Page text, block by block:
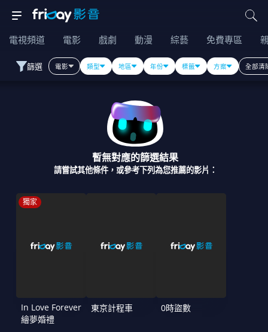
電視頻道 電影 戲劇 動漫 綜藝 免費專區
篩選 電影 類型 地區 年份 標籤 方案 全部清
暫無對應的篩選結果
請嘗試其他條件，或參考下列為您推薦的影片：
獨家
In Love Forever
繪夢婚禮
東京計程車 0時盜數